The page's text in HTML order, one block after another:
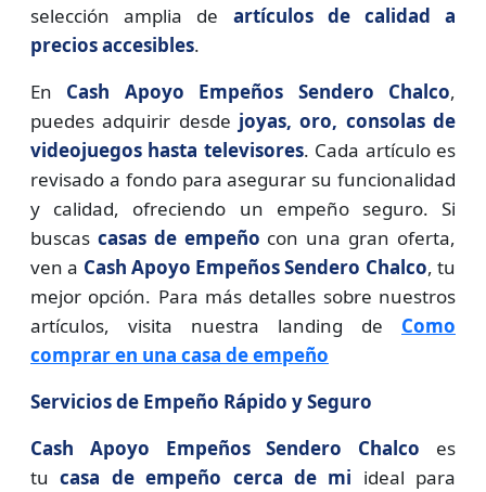
selección amplia de artículos de calidad a
precios accesibles.
En Cash Apoyo Empeños Sendero Chalco,
puedes adquirir desde joyas, oro, consolas de
videojuegos hasta televisores. Cada artículo es
revisado a fondo para asegurar su funcionalidad
y calidad, ofreciendo un empeño seguro. Si
buscas casas de empeño con una gran oferta,
ven a Cash Apoyo Empeños Sendero Chalco, tu
mejor opción. Para más detalles sobre nuestros
artículos, visita nuestra landing de Como
comprar en una casa de empeño
Servicios de Empeño Rápido y Seguro
Cash Apoyo Empeños Sendero Chalco es
tucasa de empeño cerca de mi ideal para